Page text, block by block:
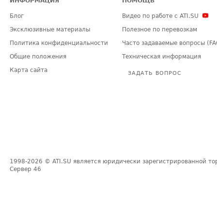
Блог
Эксклюзивные материалы
Политика конфиденциальности
Общие положения
Карта сайта
Видео по работе с ATI.SU
Полезное по перевозкам
Часто задаваемые вопросы
Техническая информация
ЗАДАТЬ ВОПРОС
1998-2026 © ATI.SU является юридически зарегистрированной
Сервер 46